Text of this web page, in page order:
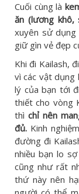
Cuối cùng là
ăn (lương khô,
xuyên sử dụng
giữ gìn vẻ đẹp
Khi đi Kailash,
vì các vật dụng
lý của bạn tới
thiết cho vòng
thì chỉ nên
đủ. Kinh
đường đi
nhiều bạn lo
cũng như rất
thứ này nên